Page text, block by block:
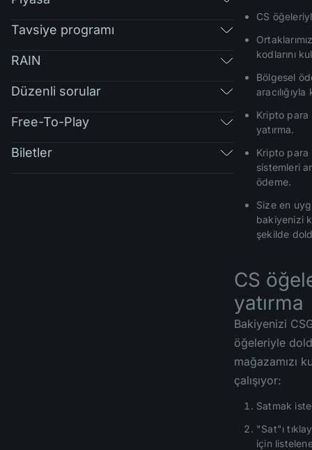
Tavsiye programı
RAIN
Düzenli sorular
Free-To-Play
Biletler
CS
kodlarını
Bölgesel
Kripto para
yatırma.
Kripto para
sistemleri
ödeme.
Size en
bakiyenizi
şekilde
CS
yatırma
Bakiyenizi
öğeleriyle
mağazamızı
çalışıyor:
Satmak
"Sat"ı
için